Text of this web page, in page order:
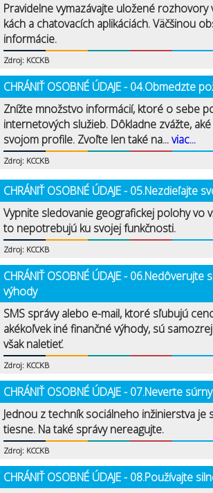
Pravidelne vymazávajte uložené rozhovory
kách a chatovacích aplikáciách. Väčšinou
informácie.
Zdroj: KCCKB
CHRÁNIŤ OSOBNÉ ÚDAJE - 04.Obmedzte
Znížte množstvo informácií, ktoré o sebe
internetových služieb. Dôkladne zvážte,
svojom profile. Zvoľte len také na...viac...
Zdroj: KCCKB
CHRÁNIŤ OSOBNÉ ÚDAJE - 05.Nezdieľajte
Vypnite sledovanie geografickej polohy vo
to nepotrebujú ku svojej funkčnosti.
Zdroj: KCCKB
CHRÁNIŤ OSOBNÉ ÚDAJE -
výhody
SMS správy alebo e-mail, ktoré sľubujú
akékoľvek iné finančné výhody, sú
však naletieť.
Zdroj: KCCKB
CHRÁNIŤ OSOBNÉ ÚDAJE - 07.Neverte
Jednou z techník sociálneho inžinierstva je
tiesne. Na také správy nereagujte.
Zdroj: KCCKB
CHRÁNIŤ OSOBNÉ ÚDAJE - 08.Používajte